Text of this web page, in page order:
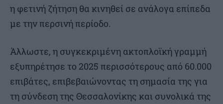
η φετινή ζήτηση θα κινηθεί σε ανάλογα επίπεδα
με την περσινή περίοδο.
Άλλωστε, η συγκεκριμένη ακτοπλοϊκή γραμμή
εξυπηρέτησε το 2025 περισσότερους από 60.000
επιβάτες, επιβεβαιώνοντας τη σημασία της για
τη σύνδεση της Θεσσαλονίκης και συνολικά της